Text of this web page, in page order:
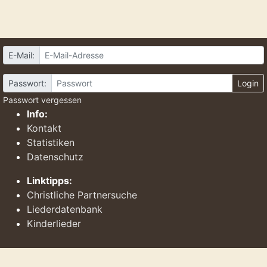
E-Mail:
Passwort:
Login
Passwort vergessen
Info:
Kontakt
Statistiken
Datenschutz
Linktipps:
Christliche Partnersuche
Liederdatenbank
Kinderlieder